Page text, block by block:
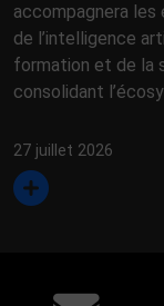
accompagnera les
de l’intelligence
formation et de la
consolidant
27 juillet 2026